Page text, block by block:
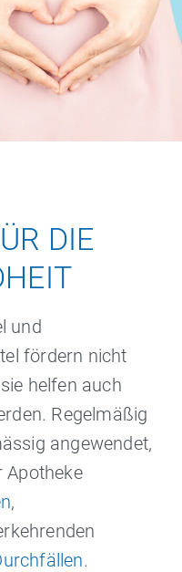
DIE
und
fördern nicht
helfen auch
Regelmäßig
angewendet,
Apotheke
,
.